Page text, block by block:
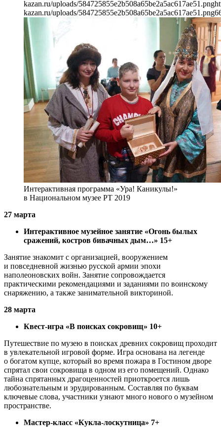
kazan.ru/uploads/584725855e2b508a65be2a5ac617ae51.png
kazan.ru/uploads/584725855e2b508a65be2a5ac617ae51.png
Интерактивная программа «Ура! Каникулы!»
в Национальном музее РТ 2019
27 марта
Интерактивное музейное занятие «Огонь былых
сражений, костров бивачных дым…» 15+
Занятие знакомит с организацией, вооружением
и повседневной жизнью русской армии эпохи
наполеоновских войн. Занятие сопровождается
практическими рекомендациями и заданиями по воинскому
снаряжению, а также занимательной викториной.
28 марта
Квест-игра «В поисках сокровищ» 10+
Путешествие по музею в поисках древних сокровищ проходит
в увлекательной игровой форме. Игра основана на легенде
о богатом купце, который во время пожара в Гостином дворе
спрятал свои сокровища в одном из его помещений. Однако
тайна спрятанных драгоценностей приоткроется лишь
любознательным и эрудированным. Составляя по буквам
ключевые слова, участники узнают много нового о музейном
пространстве.
Мастер-класс «Кукла-лоскутница» 7+